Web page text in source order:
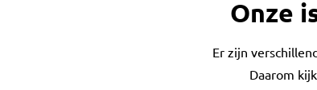
Onze
Er zijn
Daarom